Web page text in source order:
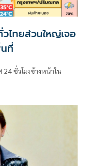
ไทยส่วนใหญ่เจอ
ที่
ชั่วโมงข้างหน้าใน